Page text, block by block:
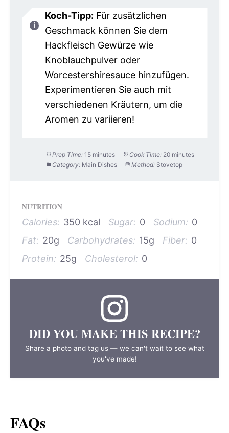
Koch-Tipp: Für zusätzlichen
Geschmack können Sie dem
Hackfleisch Gewürze wie
Knoblauchpulver oder
Worcestershiresauce hinzufügen.
Experimentieren Sie auch mit
verschiedenen Kräutern, um die
Aromen zu variieren!
Prep Time: 15 minutes Cook Time: 20 minutes
Category: Main Dishes Method: Stovetop
NUTRITION
Calories: 350 kcal Sugar: 0 Sodium: 0
Fat: 20g Carbohydrates: 15g Fiber: 0
Protein: 25g Cholesterol: 0
DID YOU MAKE THIS RECIPE?
Share a photo and tag us — we can't wait to see what
you've made!
FAQs